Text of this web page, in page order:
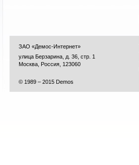
ЗАО «Демос-Интернет»
улица Берзарина, д. 36, стр. 1
Москва, Россия, 123060
© 1989 – 2015 Demos